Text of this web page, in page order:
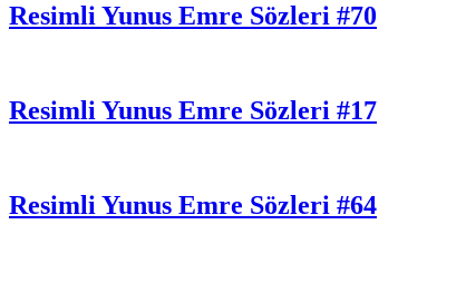
Resimli Yunus Emre Sözleri #70
Resimli Yunus Emre Sözleri #17
Resimli Yunus Emre Sözleri #64